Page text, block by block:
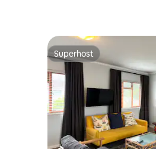
Superhost
Superhost